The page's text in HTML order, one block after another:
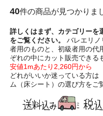
40件の商品が見つかりま
詳しくはまず、カテゴリーを
をご覧ください。
バレエリノ
者用のものと、初級者用の代
ぞれの中にカット販売できる
安値1mあたり2,260円から
どれがいいか迷っている方は
ム（床シート）の選び方をご